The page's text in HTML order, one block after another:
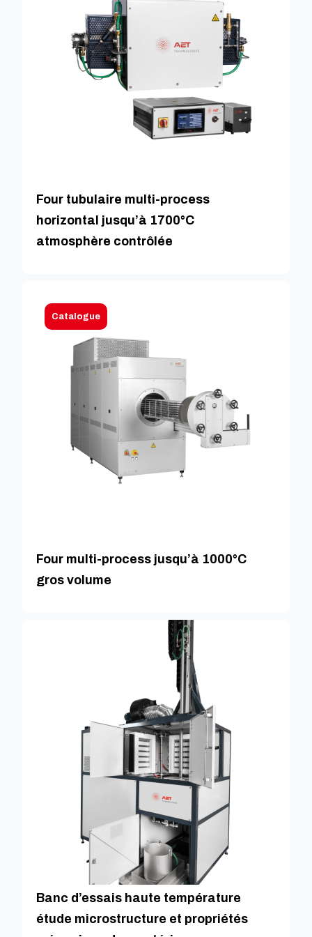
Four tubulaire multi-process
horizontal jusqu’à 1700°C
atmosphère contrôlée
Catalogue
Four multi-process jusqu’à 1000°C
gros volume
Banc d’essais haute température
étude microstructure et propriétés